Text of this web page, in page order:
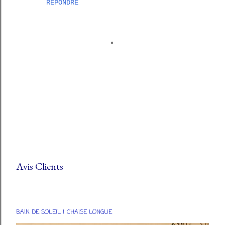
RÉPONDRE
Avis Clients
BAIN DE SOLEIL | CHAISE LONGUE